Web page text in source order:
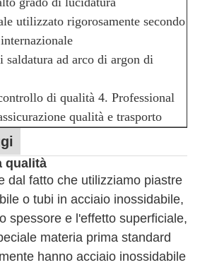
utilizzato rigorosamente secondo
saldatura ad arco di argon di
di qualità 4. Professional
qualità e trasporto
qualità
dal fatto che utilizziamo piastre
o tubi in acciaio inossidabile,
spessore e l'effetto superficiale,
materia prima standard
hanno acciaio inossidabile